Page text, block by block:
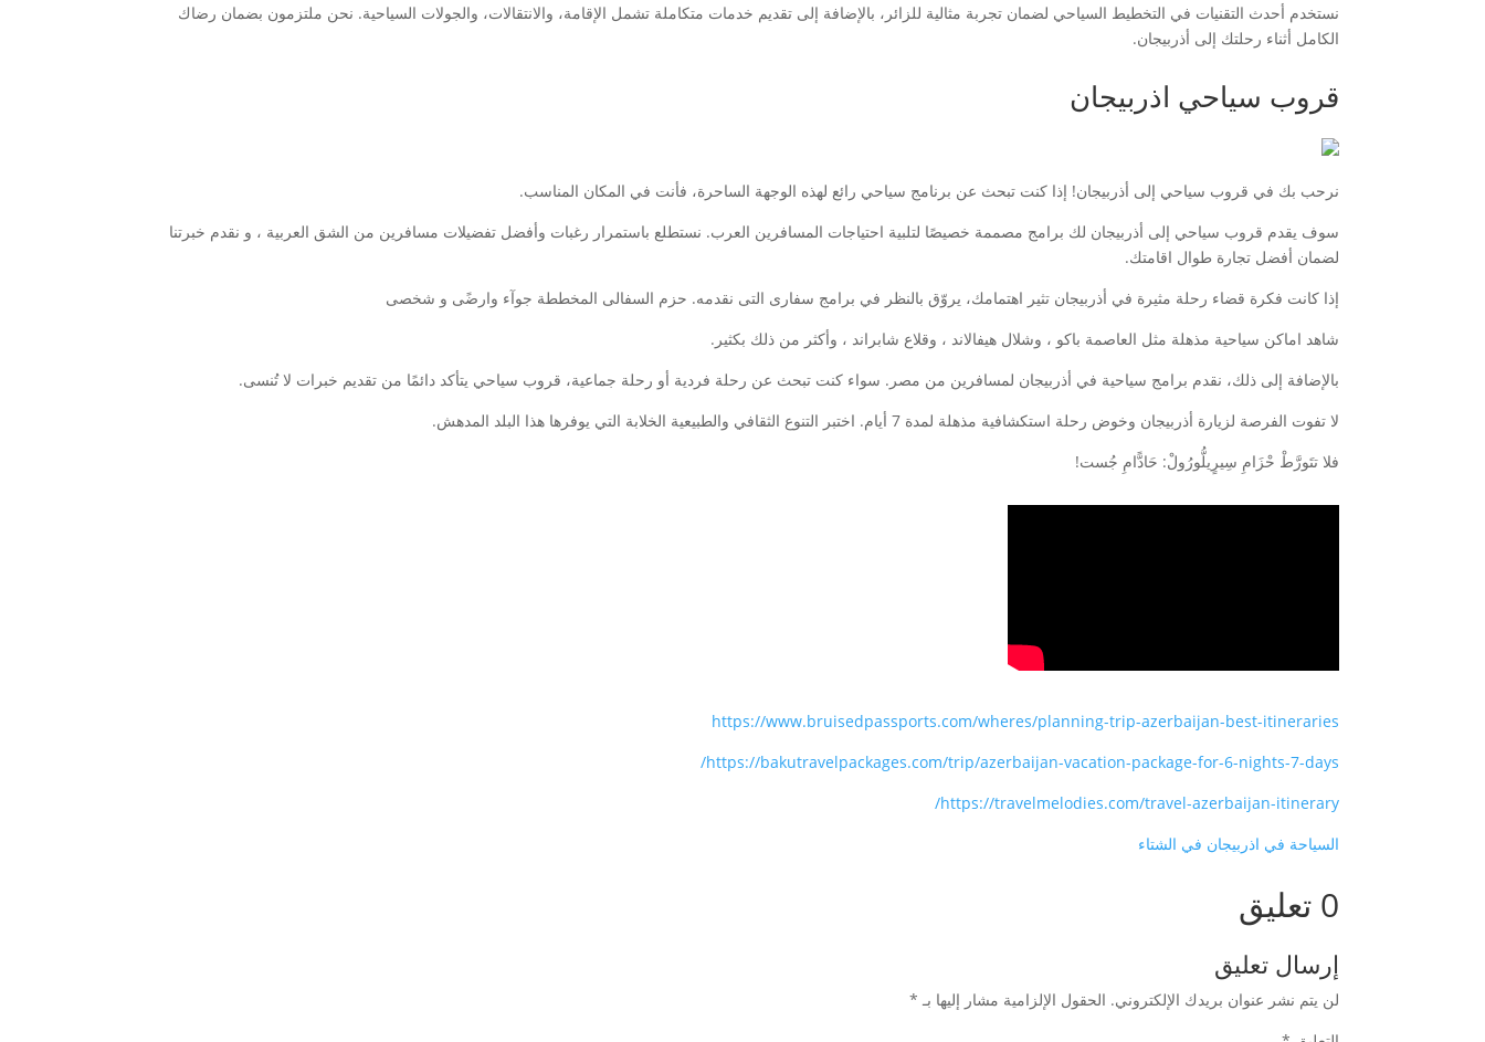
نستخدم أحدث التقنيات في التخطيط السياحي لضمان تجربة مثالية للزائر، بالإضافة إلى تقديم خدمات متكاملة تشمل الإقامة، والانتقالات، والجولات السياحية. نحن ملتزمون بضمان رضاك
الكامل أثناء رحلتك إلى أذربيجان.
قروب سياحي اذربيجان
نرحب بك في قروب سياحي إلى أذربيجان! إذا كنت تبحث عن برنامج سياحي رائع لهذه الوجهة الساحرة، فأنت في المكان المناسب.
سوف يقدم قروب سياحي إلى أذربيجان لك برامج مصممة خصيصًا لتلبية احتياجات المسافرين العرب. نستطلع باستمرار رغبات وأفضل تفضيلات مسافرين من الشق العربية ، و نقدم خبرتنا
لضمان أفضل تجارة طوال اقامتك.
إذا كانت فكرة قضاء رحلة مثيرة في أذربيجان تثير اهتمامك، يروّق بالنظر في برامج سفارى التى نقدمه. حزم السفالى المخططة جوآء وارضًى و شخصى
شاهد اماكن سياحية مذهلة مثل العاصمة باكو ، وشلال هيفالاند ، وقلاع شابراند ، وأكثر من ذلك بكثير.
بالإضافة إلى ذلك، نقدم برامج سياحية في أذربيجان لمسافرين من مصر. سواء كنت تبحث عن رحلة فردية أو رحلة جماعية، قروب سياحي يتأكد دائمًا من تقديم خبرات لا تُنسى.
لا تفوت الفرصة لزيارة أذربيجان وخوض رحلة استكشافية مذهلة لمدة 7 أيام. اختبر التنوع الثقافي والطبيعية الخلابة التي يوفرها هذا البلد المدهش.
فلا تتَورَّطْ حْزَامِ سِيرٍيلُّورُولْ: حَادًّامِ جُست‎!
https://www.bruisedpassports.com/wheres/planning-trip-azerbaijan-best-itineraries
https://bakutravelpackages.com/trip/azerbaijan-vacation-package-for-6-nights-7-days/
https://travelmelodies.com/travel-azerbaijan-itinerary/
السياحة في اذربيجان في الشتاء
0 تعليق
إرسال تعليق
لن يتم نشر عنوان بريدك الإلكتروني. الحقول الإلزامية مشار إليها بـ *